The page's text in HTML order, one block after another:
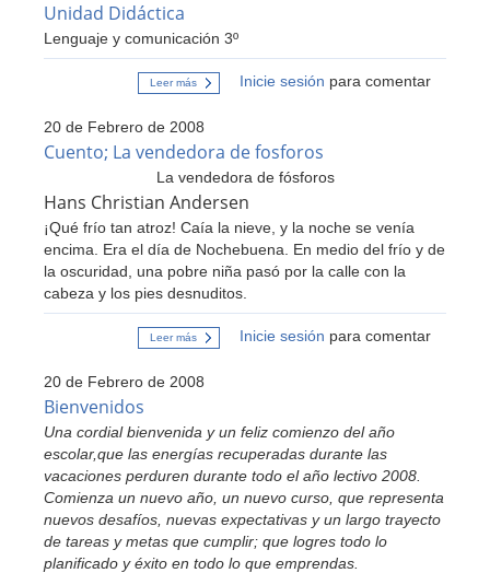
el
Unidad Didáctica
Lenguaje y comunicación 3º
Leer más sobre
Unidad
Inicie sesión para comentar
20 de Febrero de 2008
Cuento; La vendedora de fosforos
La vendedora de fósforos
Hans Christian Andersen
¡Qué frío tan atroz! Caía la nieve, y la noche se venía
encima. Era el día de Nochebuena. En medio del frío y de
la oscuridad, una pobre niña pasó por la calle con la
cabeza y los pies desnuditos.
Leer más sobre
Cuento;
vendedora
Inicie sesión para comentar
20 de Febrero de 2008
Bienvenidos
Una cordial bienvenida y un feliz comienzo del año
escolar,que las energías recuperadas durante las
vacaciones perduren durante todo el año lectivo 2008.
Comienza un nuevo año, un nuevo curso, que representa
nuevos desafíos, nuevas expectativas y un largo trayecto
de tareas y metas que cumplir; que logres todo lo
planificado y éxito en todo lo que emprendas.